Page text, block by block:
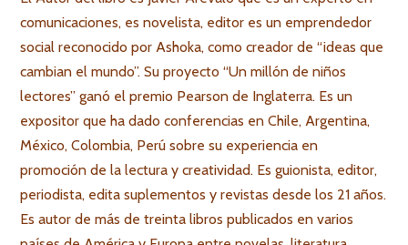
comunicaciones, es novelista, editor es un emprendedor
social reconocido por Ashoka, como creador de “ideas que
cambian el mundo”. Su proyecto “Un millón de niños
lectores” ganó el premio Pearson de Inglaterra. Es un
expositor que ha dado conferencias en Chile, Argentina,
México, Colombia, Perú sobre su experiencia en
promoción de la lectura y creatividad. Es guionista, editor,
periodista, edita suplementos y revistas desde los 21 años.
Es autor de más de treinta libros publicados en varios